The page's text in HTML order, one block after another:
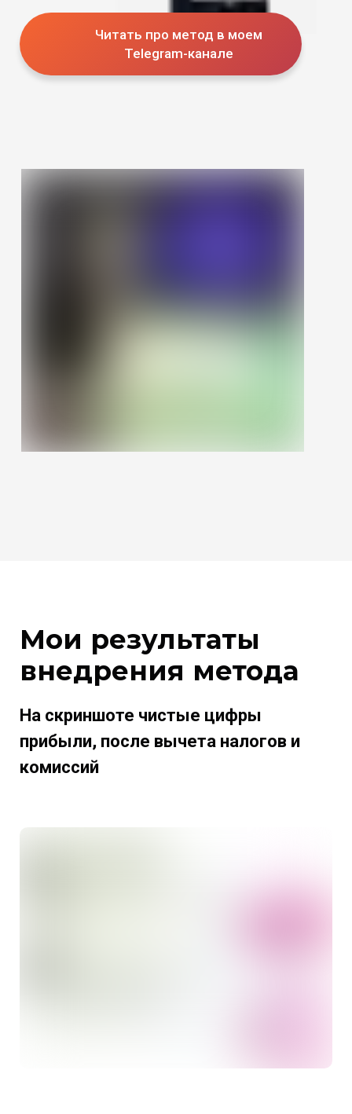
Читать про метод в моем
Telegram-канале
Мои результаты
внедрения метода
На скриншоте чистые цифры
прибыли, после вычета налогов и
комиссий